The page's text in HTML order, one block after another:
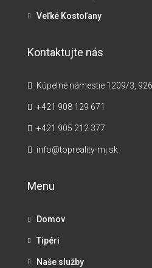
Veľké Kostoľany
Kontaktujte nás
Kúpeľné námestie 1209/3,
+421 908 129 671
+421 905 212 377
info@topreality-mj.sk
Menu
Domov
Tipéri
Naše služby